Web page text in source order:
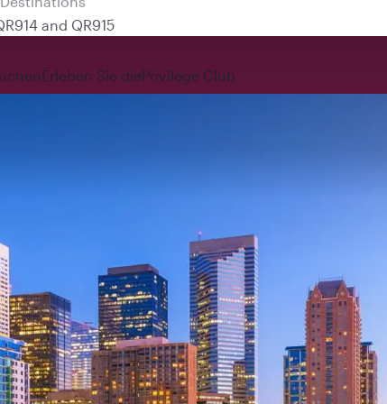
and QR915
Erleben Sie diePrivilege Club